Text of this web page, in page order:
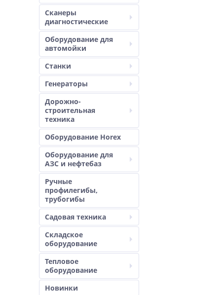
Сканеры
диагностические
Оборудование для
автомойки
Станки
Генераторы
Дорожно-
строительная
техника
Оборудование Horex
Оборудование для
АЗС и нефтебаз
Ручные
профилегибы,
трубогибы
Садовая техника
Складское
оборудование
Тепловое
оборудование
Новинки